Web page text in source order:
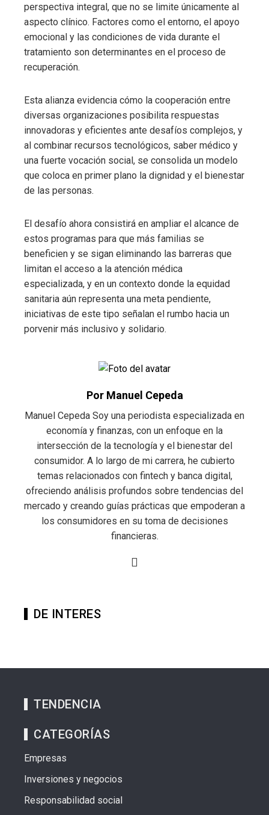
perspectiva integral, que no se limite únicamente al
aspecto clínico. Factores como el entorno, el apoyo
emocional y las condiciones de vida durante el
tratamiento son determinantes en el proceso de
recuperación.
Esta alianza evidencia cómo la cooperación entre
diversas organizaciones posibilita respuestas
innovadoras y eficientes ante desafíos complejos, y
al combinar recursos tecnológicos, saber médico y
una fuerte vocación social, se consolida un modelo
que coloca en primer plano la dignidad y el bienestar
de las personas.
El desafío ahora consistirá en ampliar el alcance de
estos programas para que más familias se
beneficien y se sigan eliminando las barreras que
limitan el acceso a la atención médica
especializada, y en un contexto donde la equidad
sanitaria aún representa una meta pendiente,
iniciativas de este tipo señalan el rumbo hacia un
porvenir más inclusivo y solidario.
Por Manuel Cepeda
Manuel Cepeda Soy una periodista especializada en
economía y finanzas, con un enfoque en la
intersección de la tecnología y el bienestar del
consumidor. A lo largo de mi carrera, he cubierto
temas relacionados con fintech y banca digital,
ofreciendo análisis profundos sobre tendencias del
mercado y creando guías prácticas que empoderan a
los consumidores en su toma de decisiones
financieras.
DE INTERES
TENDENCIA
CATEGORÍAS
Empresas
Inversiones y negocios
Responsabilidad social